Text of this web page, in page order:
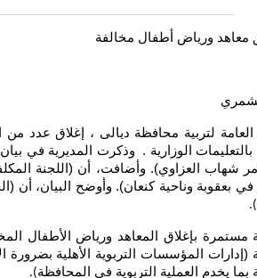
معاهد ورياض أطفال مخالفة
العامة لتربية محافظة ديالى ، إغلاق عدد من
بالتعليمات الوزارية . وذكرت المديرية في بيان
شهاب العزاوي). وأضافت، أن (اللجنة
بعقوبة وناحية كنعان). وأوضح البيان، أن
).
مستمرة بإغلاق المعاهد ورياض الأطفال
المؤسسات التربوية الأهلية بضرورة
بما يخدم العملية التربوية في المحافظة).